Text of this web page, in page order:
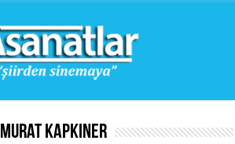
Murat Kapkıner